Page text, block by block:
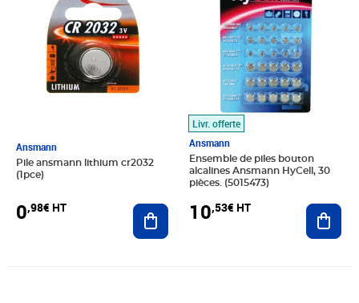
Ansmann
Pile ansmann lithium cr2032
(1pce)
0,98€ HT Ajouter au panier
Livr. offerte
Ansmann
Ensemble de piles bouton
alcalines Ansmann HyCell, 30
pièces. (5015473)
10,53€ HT